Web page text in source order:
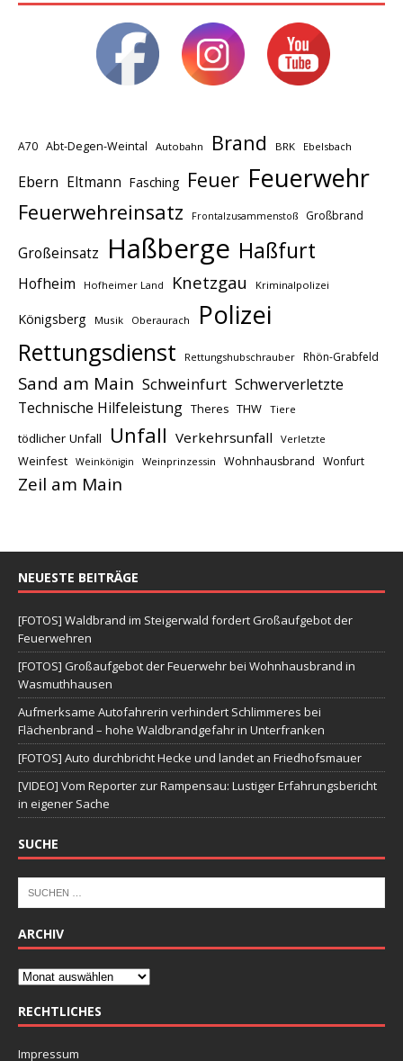
A70 Abt-Degen-Weintal Autobahn Brand BRK Ebelsbach
Ebern Eltmann Fasching Feuer Feuerwehr
Feuerwehreinsatz Frontalzusammenstoß Großbrand
Großeinsatz Haßberge Haßfurt
Hofheim Hofheimer Land Knetzgau Kriminalpolizei
Königsberg Musik Oberaurach Polizei
Rettungsdienst Rettungshubschrauber Rhön-Grabfeld
Sand am Main Schweinfurt Schwerverletzte
Technische Hilfeleistung Theres THW Tiere
tödlicher Unfall Unfall Verkehrsunfall Verletzte
Weinfest Weinkönigin Weinprinzessin Wohnhausbrand Wonfurt
Zeil am Main
NEUESTE BEITRÄGE
[FOTOS] Waldbrand im Steigerwald fordert Großaufgebot der
Feuerwehren
[FOTOS] Großaufgebot der Feuerwehr bei Wohnhausbrand in
Wasmuthhausen
Aufmerksame Autofahrerin verhindert Schlimmeres bei
Flächenbrand – hohe Waldbrandgefahr in Unterfranken
[FOTOS] Auto durchbricht Hecke und landet an Friedhofsmauer
[VIDEO] Vom Reporter zur Rampensau: Lustiger Erfahrungsbericht
in eigener Sache
SUCHE
ARCHIV
RECHTLICHES
Impressum